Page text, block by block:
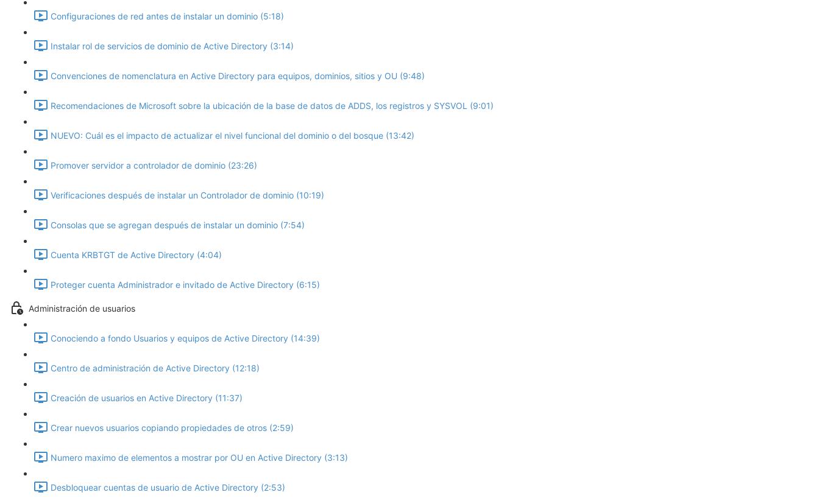
Configuraciones de red antes de instalar un dominio (5:18)
Instalar rol de servicios de dominio de Active Directory (3:14)
Convenciones de nomenclatura en Active Directory para equipos, dominios, sitios y OU (9:48)
Recomendaciones de Microsoft sobre la ubicación de la base de datos de ADDS, los registros y SYSVOL (9:01)
NUEVO: Cuál es el impacto de actualizar el nivel funcional del dominio o del bosque (13:42)
Promover servidor a controlador de dominio (23:26)
Verificaciones después de instalar un Controlador de dominio (10:19)
Consolas que se agregan después de instalar un dominio (7:54)
Cuenta KRBTGT de Active Directory (4:04)
Proteger cuenta Administrador e invitado de Active Directory (6:15)
Administración de usuarios
Conociendo a fondo Usuarios y equipos de Active Directory (14:39)
Centro de administración de Active Directory (12:18)
Creación de usuarios en Active Directory (11:37)
Crear nuevos usuarios copiando propiedades de otros (2:59)
Numero maximo de elementos a mostrar por OU en Active Directory (3:13)
Desbloquear cuentas de usuario de Active Directory (2:53)